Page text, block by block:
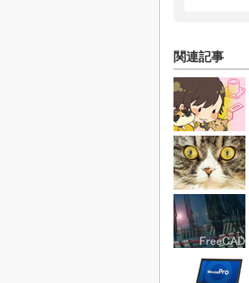
関連記事